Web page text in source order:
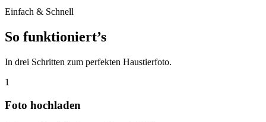
Einfach & Schnell
So funktioniert’s
In drei Schritten zum perfekten Haustierfoto.
1
Foto hochladen